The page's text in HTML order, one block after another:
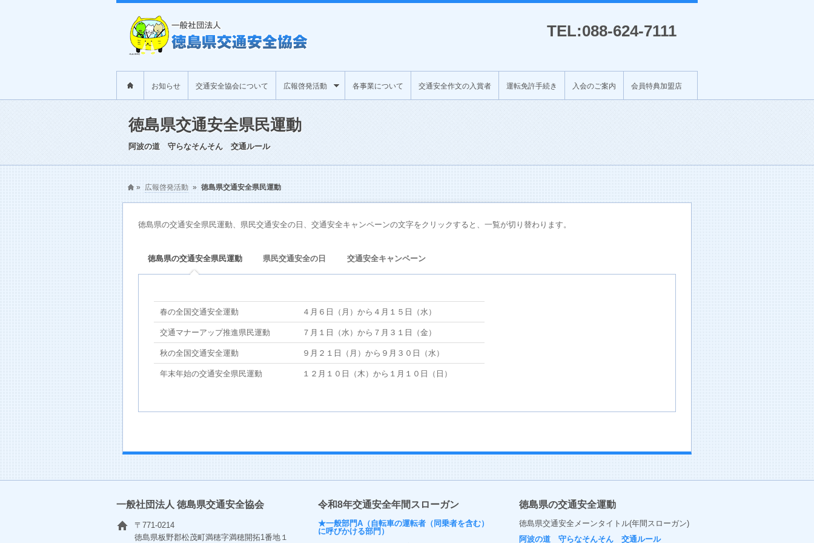
TEL:088-624-7111
お知らせ 交通安全協会について 広報啓発活動 各事業について 交通安全作文の入賞者 運転免許手続き 入会のご案内 会員特典加盟店
徳島県交通安全県民運動
阿波の道 守らなそんそん 交通ルール
» 広報啓発活動 » 徳島県交通安全県民運動
徳島県の交通安全県民運動、県民交通安全の日、交通安全キャンペーンの文字をクリックすると、一覧が切り替わります。
徳島県の交通安全県民運動 県民交通安全の日 交通安全キャンペーン
春の全国交通安全運動 ４月６日（月）から４月１５日（水）
交通マナーアップ推進県民運動 ７月１日（水）から７月３１日（金）
秋の全国交通安全運動 ９月２１日（月）から９月３０日（水）
年末年始の交通安全県民運動 １２月１０日（木）から１月１０日（日）
一般社団法人 徳島県交通安全協会
〒771-0214
徳島県板野郡松茂町満穂字満穂開拓1番地１
令和8年交通安全年間スローガン
★一般部門A（自転車の運転者（同乗者を含む）
に呼びかける部門）
徳島県の交通安全運動
徳島県交通安全メーンタイトル(年間スローガン)
阿波の道 守らなそんそん 交通ルール